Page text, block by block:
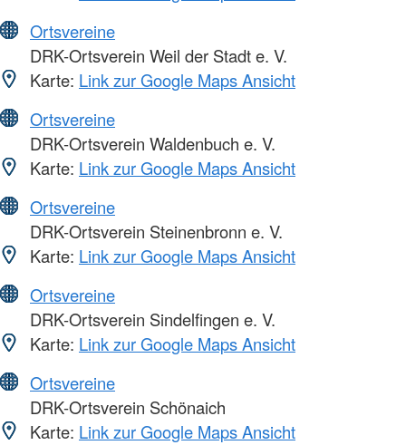
Ortsvereine
DRK-Ortsverein Weil der Stadt e. V.
Karte: Link zur Google Maps Ansicht
Ortsvereine
DRK-Ortsverein Waldenbuch e. V.
Karte: Link zur Google Maps Ansicht
Ortsvereine
DRK-Ortsverein Steinenbronn e. V.
Karte: Link zur Google Maps Ansicht
Ortsvereine
DRK-Ortsverein Sindelfingen e. V.
Karte: Link zur Google Maps Ansicht
Ortsvereine
DRK-Ortsverein Schönaich
Karte: Link zur Google Maps Ansicht